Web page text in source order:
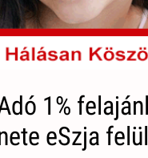
1%
eSzja